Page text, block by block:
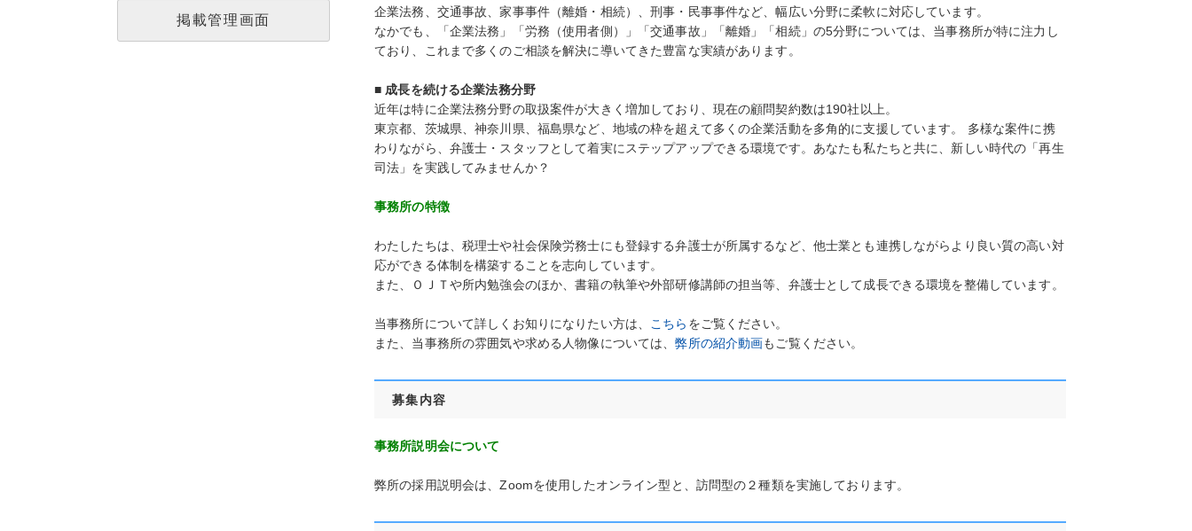
企業法務、交通事故、家事事件（離婚・相続）、刑事・民事事件など、幅広い分野に柔軟に対応しています。
なかでも、「企業法務」「労務（使用者側）」「交通事故」「離婚」「相続」の5分野については、当事務所が特に注力し
ており、これまで多くのご相談を解決に導いてきた豊富な実績があります。
■ 成長を続ける企業法務分野
近年は特に企業法務分野の取扱案件が大きく増加しており、現在の顧問契約数は190社以上。
東京都、茨城県、神奈川県、福島県など、地域の枠を超えて多くの企業活動を多角的に支援しています。 多様な案件に携
わりながら、弁護士・スタッフとして着実にステップアップできる環境です。あなたも私たちと共に、新しい時代の「再生
司法」を実践してみませんか？
事務所の特徴
わたしたちは、税理士や社会保険労務士にも登録する弁護士が所属するなど、他士業とも連携しながらより良い質の高い対
応ができる体制を構築することを志向しています。
また、ＯＪＴや所内勉強会のほか、書籍の執筆や外部研修講師の担当等、弁護士として成長できる環境を整備しています。
当事務所について詳しくお知りになりたい方は、 こちら をご覧ください。
また、当事務所の雰囲気や求める人物像については、弊所の紹介動画もご覧ください。
募集内容
事務所説明会について
弊所の採用説明会は、Zoomを使用したオンライン型と、訪問型の２種類を実施しております。
掲載管理画面